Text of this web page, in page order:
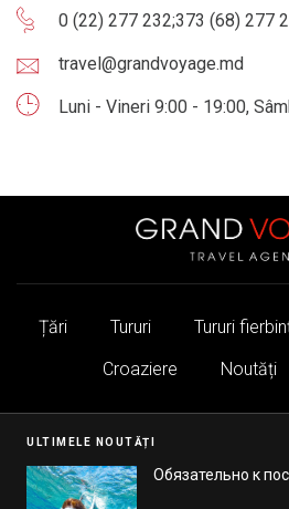
0 (22) 277 232;373 (68) 277
travel@grandvoyage.md
Luni - Vineri 9:00 - 19:00,
Țări Tururi Tururi
Croaziere
Noutăți
ULTIMELE NOUTĂȚI
Обязательно к